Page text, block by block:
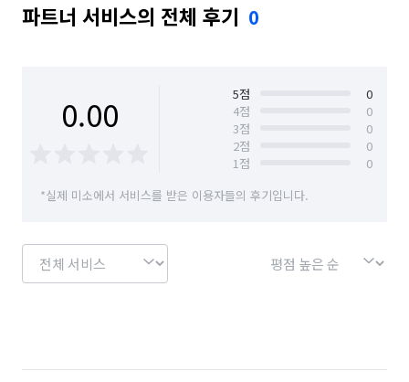
파트너 서비스의 전체 후기 0
0.00 5점
0
4점
0
3점
0
2점
0
1점
0
*실제 미소에서 서비스를 받은 이용자들의 후기입니다.